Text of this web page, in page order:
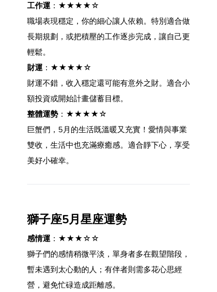
工作運 ：★★★★☆
職場表現穩定，你的細心讓人依賴。特別適合做
長期規劃，或把積壓的工作逐步完成，讓自己更
輕鬆。
財運 ：★★★★☆
財運不錯，收入穩定還可能有意外之財。適合小
額投資或開始計畫儲蓄目標。
整體運勢 ：★★★★☆
巨蟹們，5月的生活既溫暖又充實！愛情與事業
雙收，生活中也充滿療癒感。適合靜下心，享受
美好小確幸。
獅子座5月星座運勢
感情運 ：★★★☆☆
獅子們的感情稍微平淡，單身者多在觀望階段，
暫未遇到太心動的人；有伴者則需多花心思經
營，避免忙碌造成距離感。